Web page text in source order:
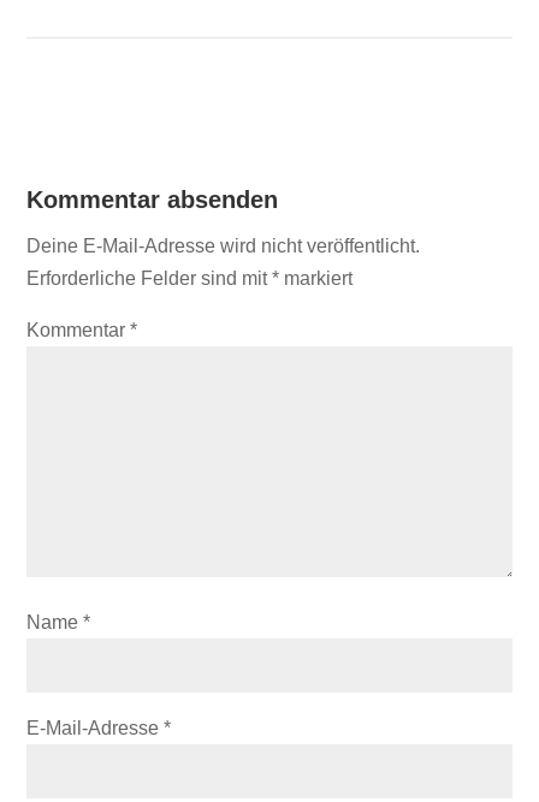
Kommentar absenden
Deine E-Mail-Adresse wird nicht veröffentlicht.
Erforderliche Felder sind mit* markiert
Kommentar*
Name*
E-Mail-Adresse*